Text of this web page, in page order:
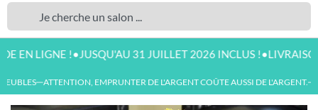
!•JUSQU'AU 31 JUILLET 2026 INCLUS !•LIVRAISON
—ATTENTION, EMPRUNTER DE L'ARGENT COÛTE AUSSI DE L'ARGENT.—